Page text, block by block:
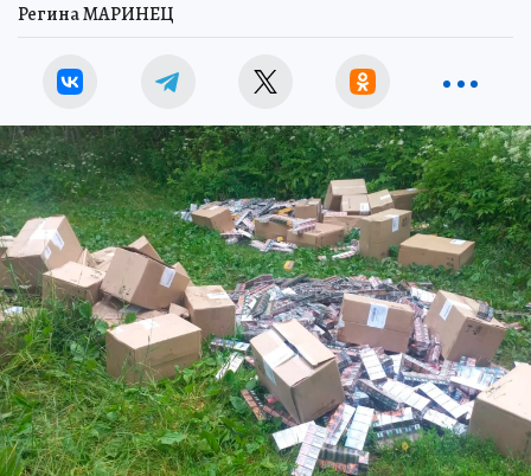
Регина МАРИНЕЦ